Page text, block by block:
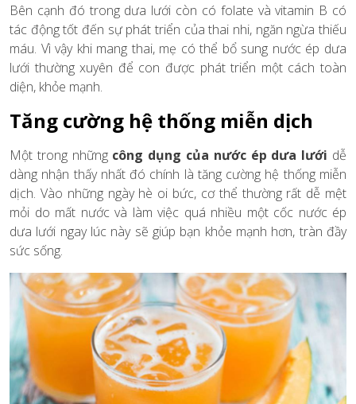
Bên cạnh đó trong dưa lưới còn có folate và vitamin B có
tác động tốt đến sự phát triển của thai nhi, ngăn ngừa thiếu
máu. Vì vậy khi mang thai, mẹ có thể bổ sung nước ép dưa
lưới thường xuyên để con được phát triển một cách toàn
diện, khỏe mạnh.
Tăng cường hệ thống miễn dịch
Một trong những công dụng của nước ép dưa lưới dễ
dàng nhận thấy nhất đó chính là tăng cường hệ thống miễn
dịch. Vào những ngày hè oi bức, cơ thể thường rất dễ mệt
mỏi do mất nước và làm việc quá nhiều một cốc nước ép
dưa lưới ngay lúc này sẽ giúp bạn khỏe mạnh hơn, tràn đầy
sức sống.